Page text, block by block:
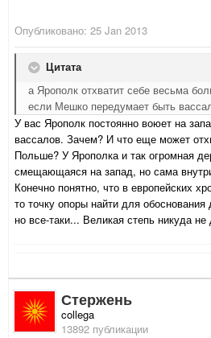
Опубликовано: 25 Jan 2013
Цитата
а Ярополк отхватит себе весьма
если Мешко передумает быть
У вас Ярополк постоянно воюет на
вассалов. Зачем? И что еще может
Польше? У Ярополка и так огромная
смещающаяся на запад, но сама
Конечно понятно, что в европейских
то точку опоры найти для
но все-таки... Великая степь никуда не
Стержень
collega
13892 публикации